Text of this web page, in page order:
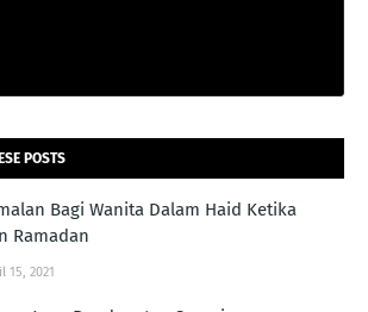
POSTS
Bagi Wanita Dalam Haid Ketika
Ramadan
15, 2021